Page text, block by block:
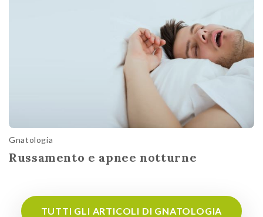
Gnatologia
Russamento e apnee notturne
TUTTI GLI ARTICOLI DI GNATOLOGIA